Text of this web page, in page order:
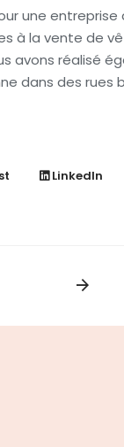
une
à la vente de
avons réalisé
dans des rues
LinkedIn